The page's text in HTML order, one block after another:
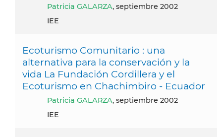
Patricia GALARZA, septiembre 2002
IEE
Ecoturismo Comunitario : una
alternativa para la conservación y la
vida La Fundación Cordillera y el
Ecoturismo en Chachimbiro - Ecuador
Patricia GALARZA, septiembre 2002
IEE